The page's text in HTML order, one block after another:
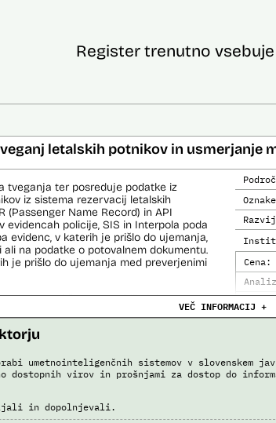
Register trenutno vsebuje
letalskih potnikov in usmerjanje
Cena:
tveganja ter posreduje podatke iz
iz sistema rezervacij letalskih
(Passenger Name Record) in API
evidencah policije, SIS in Interpola poda
evidenc, v katerih je prišlo do ujemanja,
na podatke o potovalnem dokumentu.
je prišlo do ujemanja med preverjenimi
pri čemer se oblikujejo
za katere je bilo pri analitični obdelavi
usmerjeno delo policije in drugih
potnikov, prijavljenih na let,
oziroma rezultate njihove
ujemanja pri avtomatizirani obdelavi
VEČ INFORMACIJ +
umetnointeligenčnih sistemov v slovenskem
dostopnih virov in prošnjami za dostop do
in dopolnjevali.